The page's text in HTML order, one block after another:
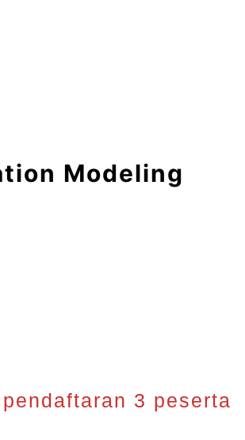
Modeling
3 peserta